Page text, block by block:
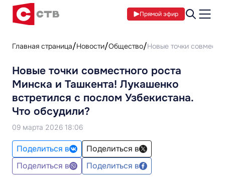
Прямой эфир
Главная страница Новости Общество Новые точки
Новые точки совместного роста
Минска и Ташкента! Лукашенко
встретился с послом Узбекистана.
Что обсудили?
09 марта 2026 18:06
Поделиться в
Поделиться в
Поделиться в
Поделиться в